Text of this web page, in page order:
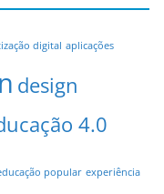
digital aplicações
design
4.0
popular experiência